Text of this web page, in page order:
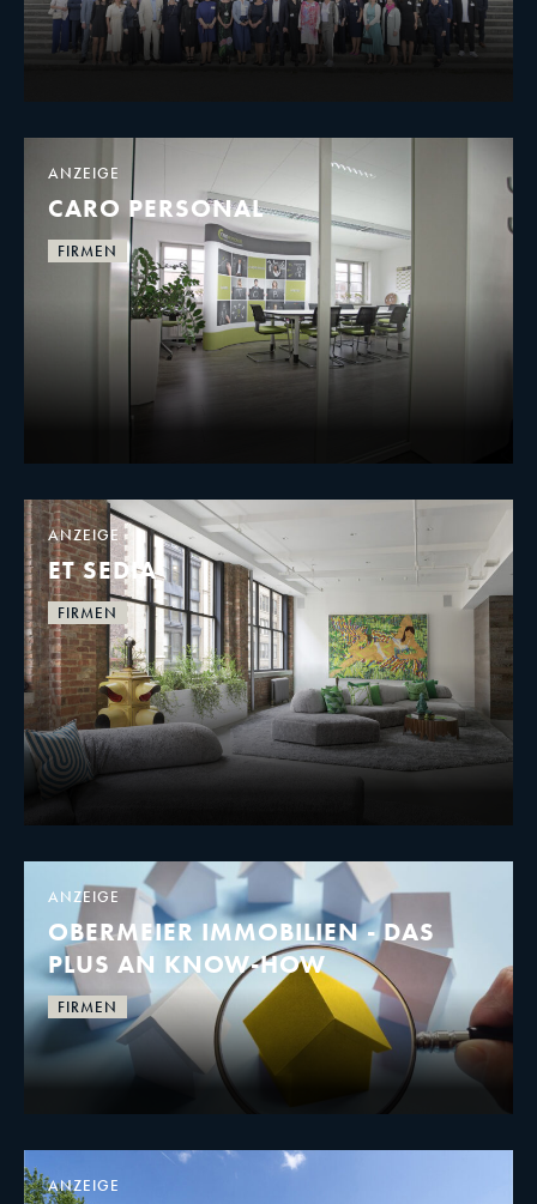
ANZEIGE
CARO PERSONAL
FIRMEN
ANZEIGE
ET SEDIA
FIRMEN
ANZEIGE
OBERMEIER IMMOBILIEN - DAS
PLUS AN KNOW-HOW
FIRMEN
ANZEIGE